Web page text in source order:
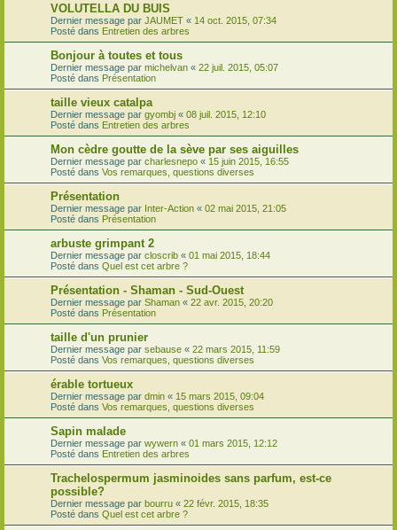
VOLUTELLA DU BUIS
Dernier message par JAUMET « 14 oct. 2015, 07:34
Posté dans Entretien des arbres
Bonjour à toutes et tous
Dernier message par michelvan « 22 juil. 2015, 05:07
Posté dans Présentation
taille vieux catalpa
Dernier message par gyombj « 08 juil. 2015, 12:10
Posté dans Entretien des arbres
Mon cèdre goutte de la sève par ses aiguilles
Dernier message par charlesnepo « 15 juin 2015, 16:55
Posté dans Vos remarques, questions diverses
Présentation
Dernier message par Inter-Action « 02 mai 2015, 21:05
Posté dans Présentation
arbuste grimpant 2
Dernier message par closcrib « 01 mai 2015, 18:44
Posté dans Quel est cet arbre ?
Présentation - Shaman - Sud-Ouest
Dernier message par Shaman « 22 avr. 2015, 20:20
Posté dans Présentation
taille d'un prunier
Dernier message par sebause « 22 mars 2015, 11:59
Posté dans Vos remarques, questions diverses
érable tortueux
Dernier message par dmin « 15 mars 2015, 09:04
Posté dans Vos remarques, questions diverses
Sapin malade
Dernier message par wywern « 01 mars 2015, 12:12
Posté dans Entretien des arbres
Trachelospermum jasminoides sans parfum, est-ce
possible?
Dernier message par bourru « 22 févr. 2015, 18:35
Posté dans Quel est cet arbre ?